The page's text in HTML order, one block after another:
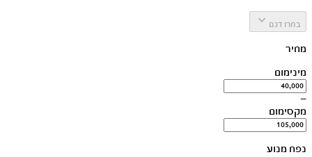
בחרו דגם
מחיר
מינימום
—
מקסימום
נפח מנוע